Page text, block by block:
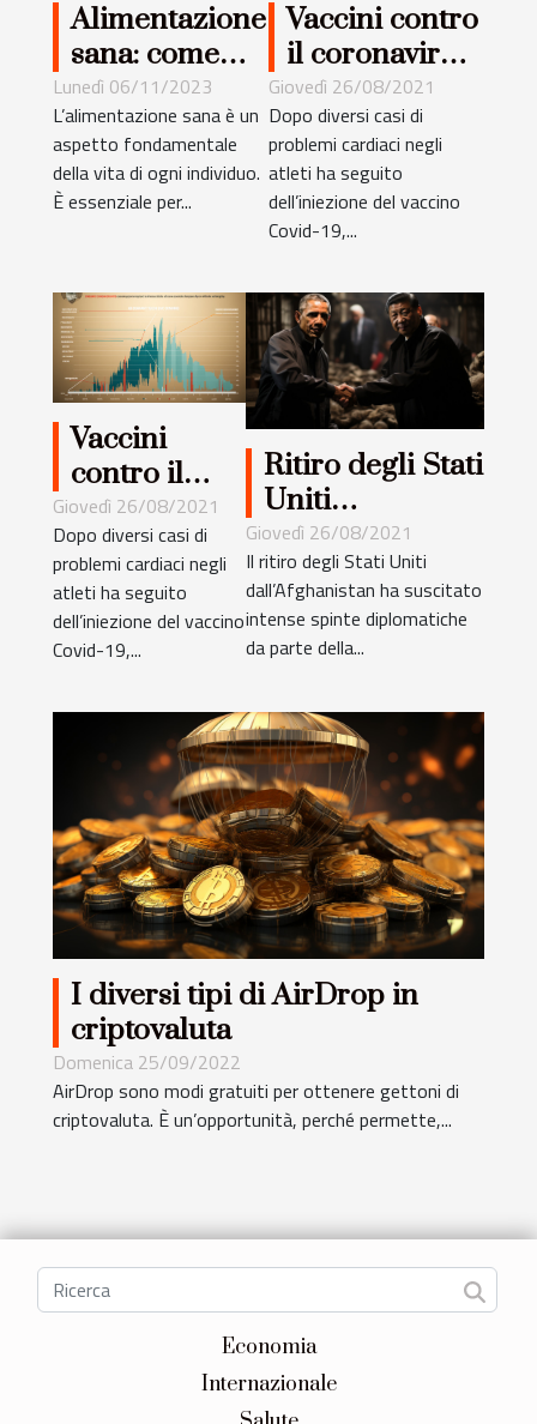
Alimentazione
sana: come
influisce sul
nostro
benessere
quotidiano
Lunedì 06/11/2023
L’alimentazione sana è un
aspetto fondamentale
della vita di ogni individuo.
È essenziale per...
Vaccini contro
il coronavirus :
allenamento
ultime non
consigliato
Giovedì 26/08/2021
Dopo diversi casi di
problemi cardiaci negli
atleti ha seguito
dell’iniezione del vaccino
Covid-19,...
Vaccini
contro il
coronavirus :
allenamento
ultime non
consigliato
Giovedì 26/08/2021
Dopo diversi casi di
problemi cardiaci negli
atleti ha seguito
dell’iniezione del vaccino
Covid-19,...
Ritiro degli Stati
Uniti
dall'Afghanistan:
vantaggio per la
Cina
Giovedì 26/08/2021
Il ritiro degli Stati Uniti
dall’Afghanistan ha suscitato
intense spinte diplomatiche
da parte della...
I diversi tipi di AirDrop in
criptovaluta
Domenica 25/09/2022
AirDrop sono modi gratuiti per ottenere gettoni di
criptovaluta. È un’opportunità, perché permette,...
Economia
Internazionale